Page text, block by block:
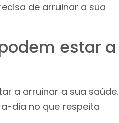
de arruinar a sua
estar a
a arruinar a sua saúde.
dia no que respeita